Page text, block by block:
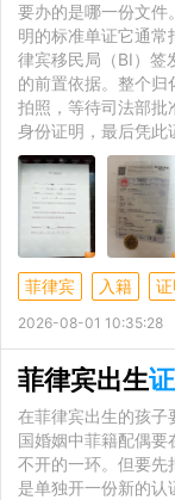
要办的是哪一份文件
明的标准单证它通
律宾移民局（BI）签
的前置依据。整个归
拍照，等待司法部批
身份证明，最后凭此
菲律宾 入籍
2026-08-01 10:35:28
菲律宾出生
在菲律宾出生的孩子
国婚姻中菲籍配偶要
不开的一环。但要先
是单独开一份新的